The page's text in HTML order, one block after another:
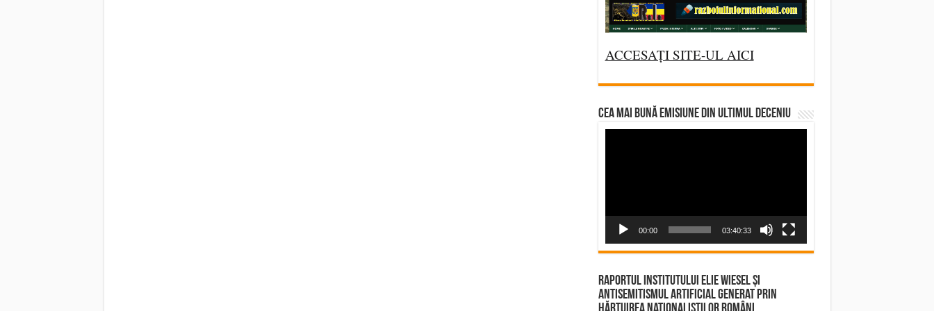
ACCESAȚI SITE-UL AICI
CEA MAI BUNĂ EMISIUNE DIN ULTIMUL DECENIU
00:00 03:40:33
Raportul Institutului Elie Wiesel și
Antisemitismul Artificial Generat prin